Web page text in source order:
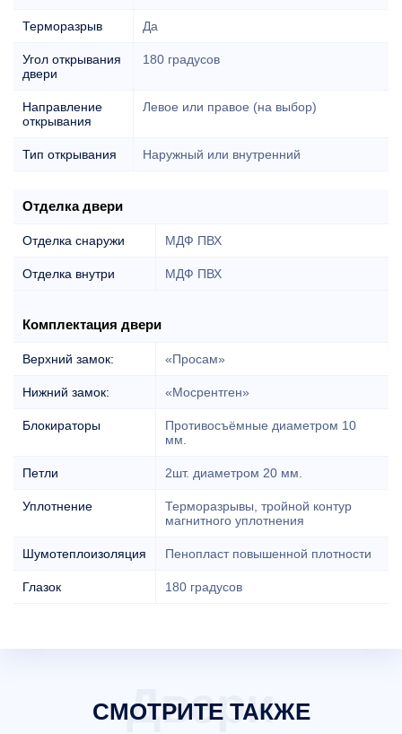
Терморазрыв Да
Угол открывания
двери
180 градусов
Направление
открывания
Левое или правое (на выбор)
Тип открывания Наружный или внутренний
Отделка двери
Отделка снаружи МДФ ПВХ
Отделка внутри МДФ ПВХ
Комплектация двери
Верхний замок: «Просам»
Нижний замок: «Мосрентген»
Блокираторы
Противосъёмные диаметром 10
мм.
Петли 2шт. диаметром 20 мм.
Уплотнение
Терморазрывы, тройной контур
магнитного уплотнения
Шумотеплоизоляция Пенопласт повышенной плотности
Глазок 180 градусов
СМОТРИТЕ ТАКЖЕ